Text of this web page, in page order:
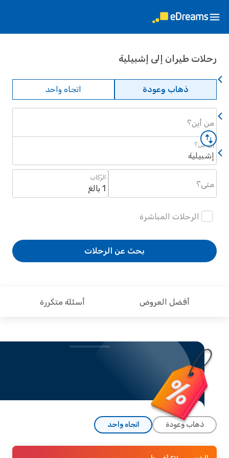
طيران إلى إشبيلية
ذهاب وعودة اتجاه واحد
الرحلات المباشرة
بحث عن الرحلات
أفضل العروض أسئلة متكررة
ذهاب وعودة اتجاه واحد